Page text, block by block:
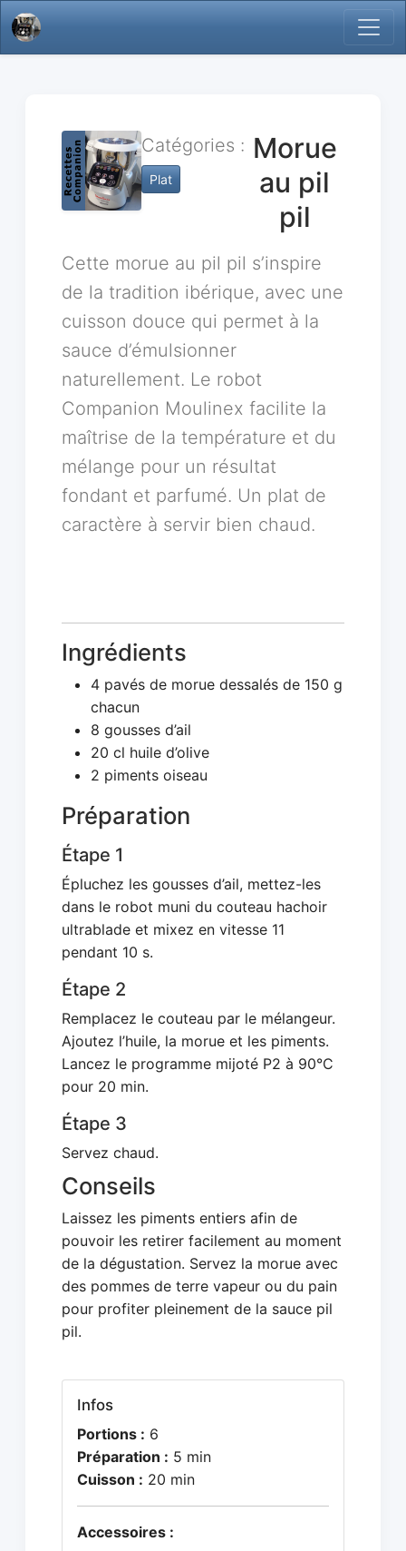
Catégories :
Plat
Morue
au pil
pil
Cette morue au pil pil s’inspire
de la tradition ibérique, avec une
cuisson douce qui permet à la
sauce d’émulsionner
naturellement. Le robot
Companion Moulinex facilite la
maîtrise de la température et du
mélange pour un résultat
fondant et parfumé. Un plat de
caractère à servir bien chaud.
Ingrédients
4 pavés de morue dessalés de 150 g
chacun
8 gousses d’ail
20 cl huile d’olive
2 piments oiseau
Préparation
Étape 1
Épluchez les gousses d’ail, mettez-les
dans le robot muni du couteau hachoir
ultrablade et mixez en vitesse 11
pendant 10 s.
Étape 2
Remplacez le couteau par le mélangeur.
Ajoutez l’huile, la morue et les piments.
Lancez le programme mijoté P2 à 90°C
pour 20 min.
Étape 3
Servez chaud.
Conseils
Laissez les piments entiers afin de
pouvoir les retirer facilement au moment
de la dégustation. Servez la morue avec
des pommes de terre vapeur ou du pain
pour profiter pleinement de la sauce pil
pil.
Infos
Portions : 6
Préparation : 5 min
Cuisson : 20 min
Accessoires :